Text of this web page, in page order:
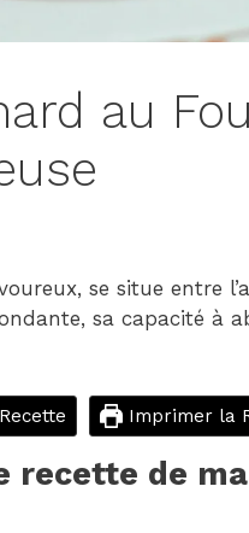
au
se situe entre
sa capacité à
Imprimer la
recette de